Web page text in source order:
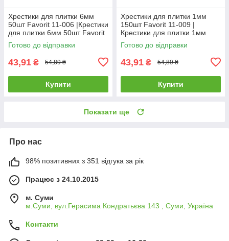
Хрестики для плитки 6мм
50шт Favorit 11-006 |Крестики
для плитки 6мм 50шт Favorit
Готово до відправки
43,91 ₴ 54,89 ₴
Купити
Хрестики для плитки 1мм
150шт Favorit 11-009 |
Крестики для плитки 1мм
150шт Favorit
Готово до відправки
43,91 ₴ 54,89 ₴
Купити
Показати ще
Про нас
98% позитивних з 351 відгука за рік
Працює з 24.10.2015
м. Суми
м.Суми, вул.Герасима Кондратьєва 143 , Суми, Україна
Контакти